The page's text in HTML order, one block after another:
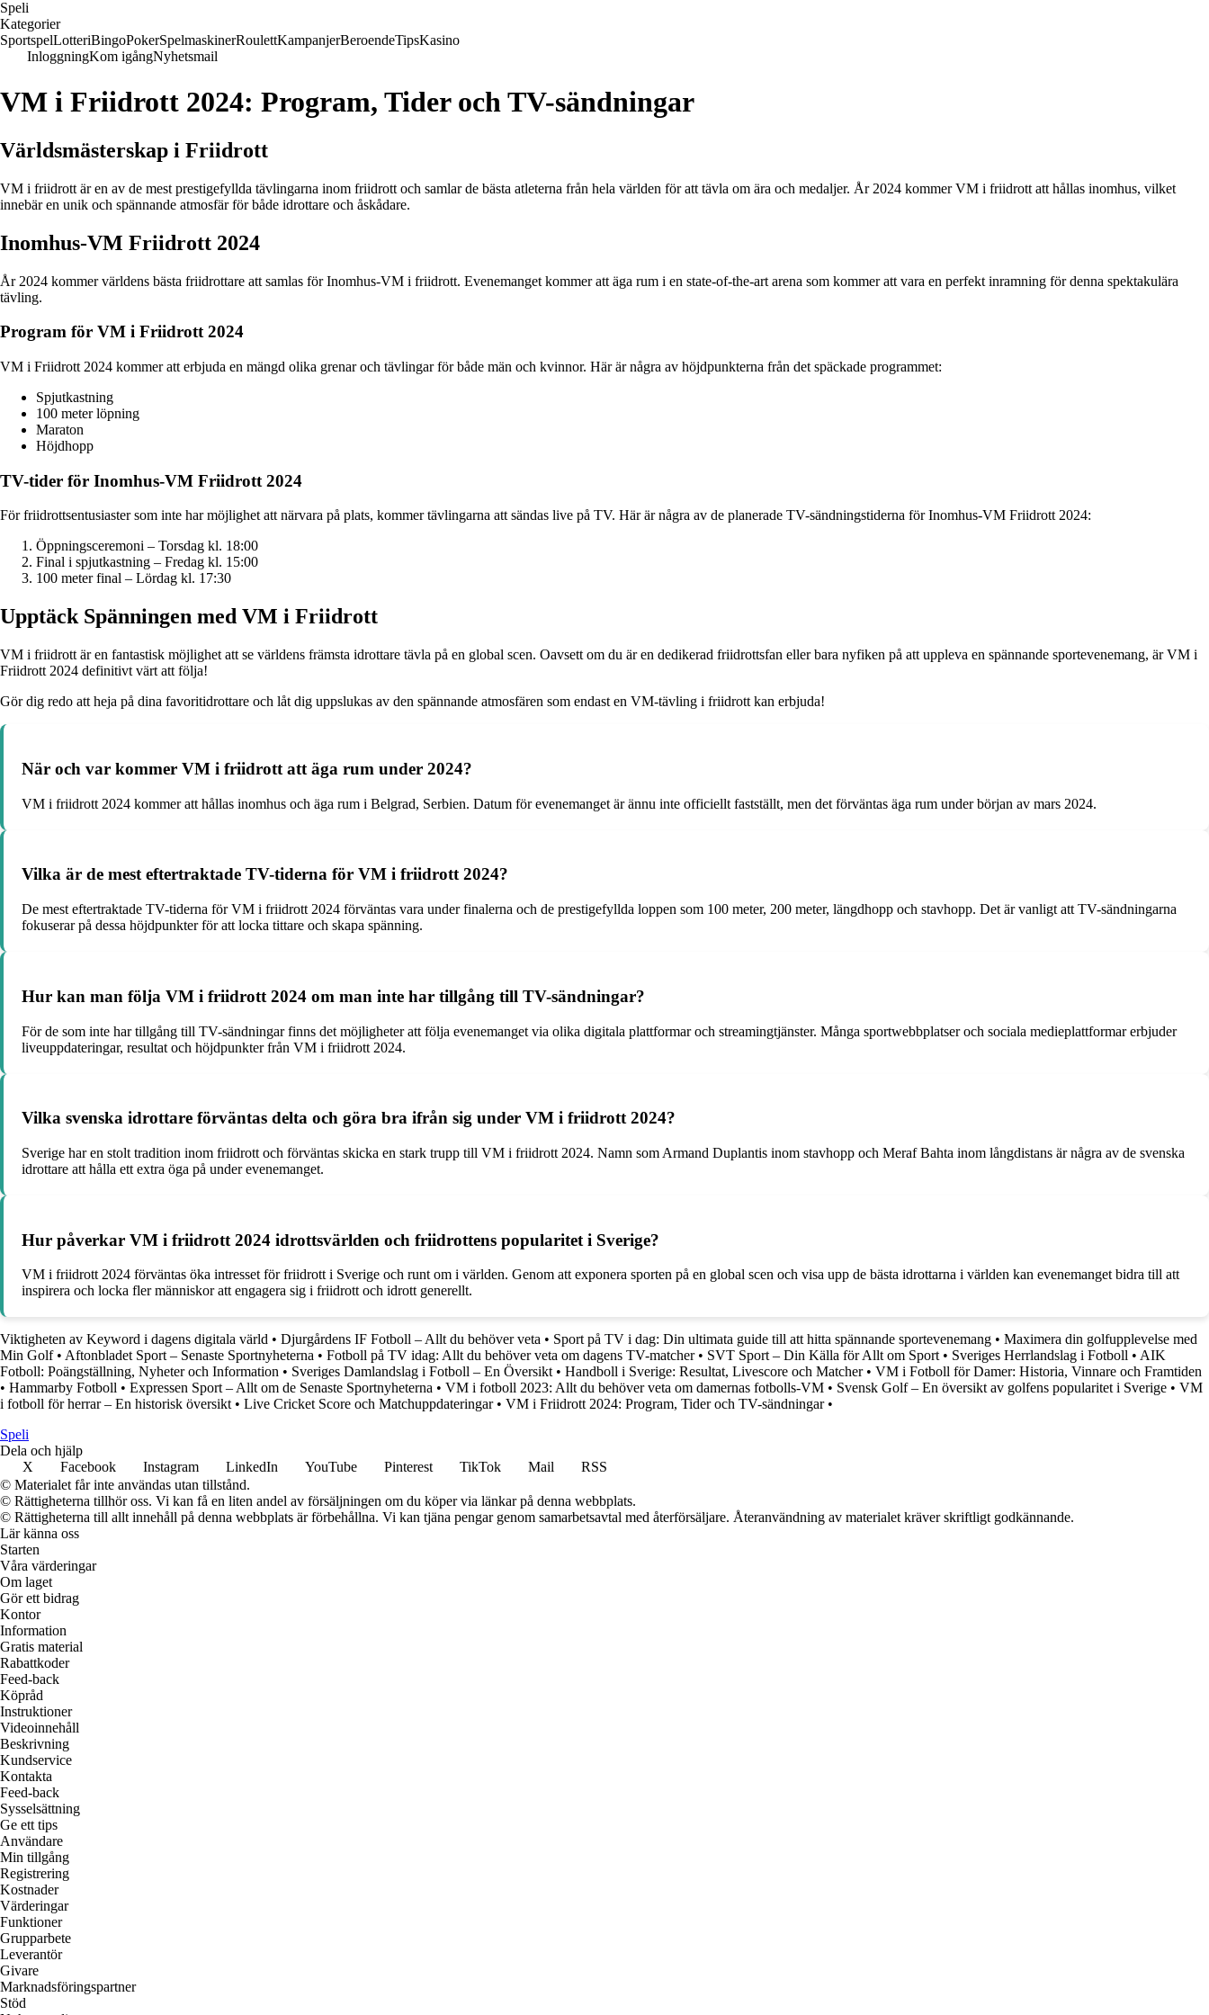
Speli
Kategorier
SportspelLotteriBingoPokerSpelmaskinerRoulettKampanjerBeroendeTipsKasino
InloggningKom igångNyhetsmail
VM i Friidrott 2024: Program, Tider och TV-sändningar
Världsmästerskap i Friidrott
VM i friidrott är en av de mest prestigefyllda tävlingarna inom friidrott och samlar de bästa atleterna från hela världen för att tävla om ära och medaljer. År 2024 kommer VM i friidrott att hållas inomhus, vilket
innebär en unik och spännande atmosfär för både idrottare och åskådare.
Inomhus-VM Friidrott 2024
År 2024 kommer världens bästa friidrottare att samlas för Inomhus-VM i friidrott. Evenemanget kommer att äga rum i en state-of-the-art arena som kommer att vara en perfekt inramning för denna spektakulära
tävling.
Program för VM i Friidrott 2024
VM i Friidrott 2024 kommer att erbjuda en mängd olika grenar och tävlingar för både män och kvinnor. Här är några av höjdpunkterna från det späckade programmet:
Spjutkastning
100 meter löpning
Maraton
Höjdhopp
TV-tider för Inomhus-VM Friidrott 2024
För friidrottsentusiaster som inte har möjlighet att närvara på plats, kommer tävlingarna att sändas live på TV. Här är några av de planerade TV-sändningstiderna för Inomhus-VM Friidrott 2024:
Öppningsceremoni – Torsdag kl. 18:00
Final i spjutkastning – Fredag kl. 15:00
100 meter final – Lördag kl. 17:30
Upptäck Spänningen med VM i Friidrott
VM i friidrott är en fantastisk möjlighet att se världens främsta idrottare tävla på en global scen. Oavsett om du är en dedikerad friidrottsfan eller bara nyfiken på att uppleva en spännande sportevenemang, är VM i
Friidrott 2024 definitivt värt att följa!
Gör dig redo att heja på dina favoritidrottare och låt dig uppslukas av den spännande atmosfären som endast en VM-tävling i friidrott kan erbjuda!
När och var kommer VM i friidrott att äga rum under 2024?
VM i friidrott 2024 kommer att hållas inomhus och äga rum i Belgrad, Serbien. Datum för evenemanget är ännu inte officiellt fastställt, men det förväntas äga rum under början av mars 2024.
Vilka är de mest eftertraktade TV-tiderna för VM i friidrott 2024?
De mest eftertraktade TV-tiderna för VM i friidrott 2024 förväntas vara under finalerna och de prestigefyllda loppen som 100 meter, 200 meter, längdhopp och stavhopp. Det är vanligt att TV-sändningarna
fokuserar på dessa höjdpunkter för att locka tittare och skapa spänning.
Hur kan man följa VM i friidrott 2024 om man inte har tillgång till TV-sändningar?
För de som inte har tillgång till TV-sändningar finns det möjligheter att följa evenemanget via olika digitala plattformar och streamingtjänster. Många sportwebbplatser och sociala medieplattformar erbjuder
liveuppdateringar, resultat och höjdpunkter från VM i friidrott 2024.
Vilka svenska idrottare förväntas delta och göra bra ifrån sig under VM i friidrott 2024?
Sverige har en stolt tradition inom friidrott och förväntas skicka en stark trupp till VM i friidrott 2024. Namn som Armand Duplantis inom stavhopp och Meraf Bahta inom långdistans är några av de svenska
idrottare att hålla ett extra öga på under evenemanget.
Hur påverkar VM i friidrott 2024 idrottsvärlden och friidrottens popularitet i Sverige?
VM i friidrott 2024 förväntas öka intresset för friidrott i Sverige och runt om i världen. Genom att exponera sporten på en global scen och visa upp de bästa idrottarna i världen kan evenemanget bidra till att
inspirera och locka fler människor att engagera sig i friidrott och idrott generellt.
Viktigheten av Keyword i dagens digitala värld • Djurgårdens IF Fotboll – Allt du behöver veta • Sport på TV i dag: Din ultimata guide till att hitta spännande sportevenemang • Maximera din golfupplevelse med
Min Golf• Aftonbladet Sport – Senaste Sportnyheterna • Fotboll på TV idag: Allt du behöver veta om dagens TV-matcher• SVT Sport – Din Källa för Allt om Sport• Sveriges Herrlandslag i Fotboll • AIK
Fotboll: Poängställning, Nyheter och Information • Sveriges Damlandslag i Fotboll – En Översikt• Handboll i Sverige: Resultat, Livescore och Matcher• VM i Fotboll för Damer: Historia, Vinnare och Framtiden
• Hammarby Fotboll • Expressen Sport – Allt om de Senaste Sportnyheterna • VM i fotboll 2023: Allt du behöver veta om damernas fotbolls-VM • Svensk Golf – En översikt av golfens popularitet i Sverige • VM
i fotboll för herrar – En historisk översikt• Live Cricket Score och Matchuppdateringar• VM i Friidrott 2024: Program, Tider och TV-sändningar•
Speli
Dela och hjälp
X
Facebook Instagram LinkedIn YouTube Pinterest TikTok Mail
RSS
© Materialet får inte användas utan tillstånd.
© Rättigheterna tillhör oss. Vi kan få en liten andel av försäljningen om du köper via länkar på denna webbplats.
© Rättigheterna till allt innehåll på denna webbplats är förbehållna. Vi kan tjäna pengar genom samarbetsavtal med återförsäljare. Återanvändning av materialet kräver skriftligt godkännande.
Lär känna oss
Starten
Våra värderingar
Om laget
Gör ett bidrag
Kontor
Information
Gratis material
Rabattkoder
Feed-back
Köpråd
Instruktioner
Videoinnehåll
Beskrivning
Kundservice
Kontakta
Feed-back
Sysselsättning
Ge ett tips
Användare
Min tillgång
Registrering
Kostnader
Värderingar
Funktioner
Grupparbete
Leverantör
Givare
Marknadsföringspartner
Stöd